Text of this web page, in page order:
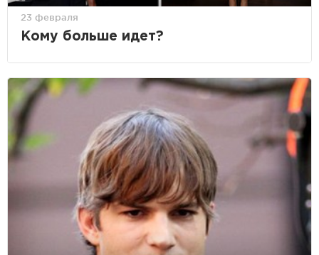
23 февраля
Кому больше идет?